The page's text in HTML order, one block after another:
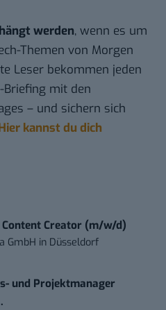
werden, wenn es um
Themen von Morgen
Leser bekommen jeden
Briefing mit den
– und sichern sich
kannst du dich
Content Creator (m/w/d)
GmbH in Düsseldorf
und Projektmanager